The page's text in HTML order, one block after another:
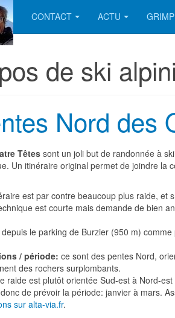
CONTACT ACTU
de ski
Nord des
Têtes sont un joli but de randonnée à
Un itinéraire original permet de joindre la
est par contre beaucoup plus raide, et
est courte mais demande de bien
depuis le parking de Burzier (950 m)
/ période: ce sont des pentes Nord,
des rochers surplombants.
raide est plutôt orientée Sud-est à Nord-
de prévoir la période: janvier à mars.
sur alta-via.fr.